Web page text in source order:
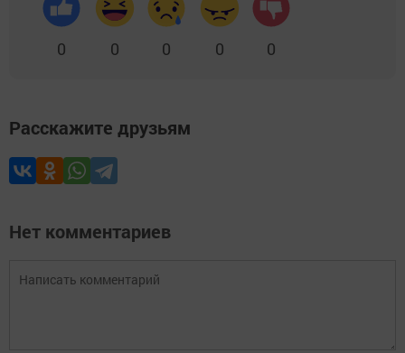
0 0 0 0 0
Расскажите друзьям
Нет комментариев